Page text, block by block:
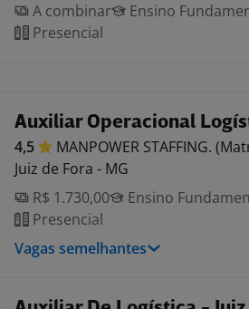
A combinar
Ensino
Presencial
Auxiliar Operacional
4,5 MANPOWER STAFFING.
Juiz de Fora - MG
R$ 1.730,00
Ensino
Presencial
Vagas semelhantes